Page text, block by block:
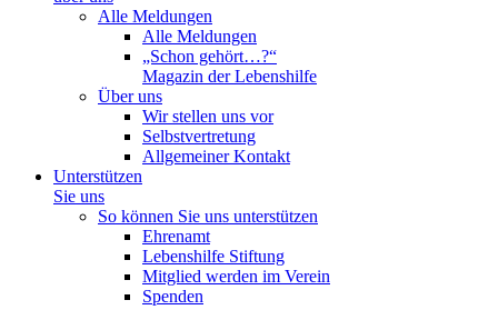
Alle Meldungen
Alle Meldungen
„Schon gehört…?“
Magazin der Lebenshilfe
Über uns
Wir stellen uns vor
Selbstvertretung
Allgemeiner Kontakt
Unterstützen
Sie uns
So können Sie uns unterstützen
Ehrenamt
Lebenshilfe Stiftung
Mitglied werden im Verein
Spenden